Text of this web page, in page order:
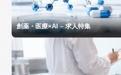
創薬・医療×AI – 求人特集